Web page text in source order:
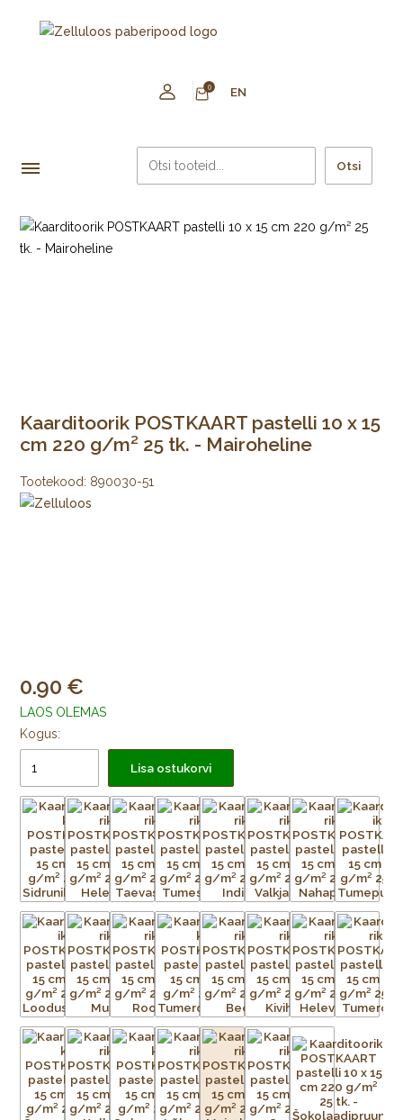
0 EN
Otsi
Kaarditoorik POSTKAART pastelli 10 x 15
cm 220 g/m² 25 tk. - Mairoheline
Tootekood: 890030-51
0.90
LAOS OLEMAS
Kogus:
Lisa ostukorvi